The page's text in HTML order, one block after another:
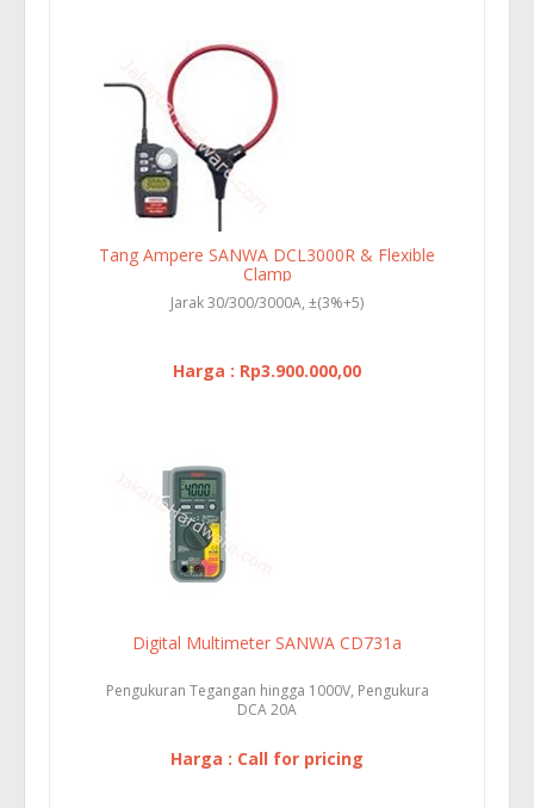
Tang Ampere SANWA DCL3000R & Flexible
Clamp
Jarak 30/300/3000A, ±(3%+5)
Harga : Rp3.900.000,00
Digital Multimeter SANWA CD731a
Pengukuran Tegangan hingga 1000V, Pengukura
DCA 20A
Harga : Call for pricing